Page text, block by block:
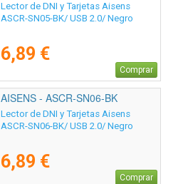
Lector de DNI y Tarjetas Aisens
ASCR-SN05-BK/ USB 2.0/ Negro
6,89 €
Comprar
AISENS - ASCR-SN06-BK
Lector de DNI y Tarjetas Aisens
ASCR-SN06-BK/ USB 2.0/ Negro
6,89 €
Comprar